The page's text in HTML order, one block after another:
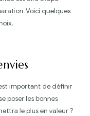
Voici quelques
important de définir
poser les bonnes
le plus en valeur ?